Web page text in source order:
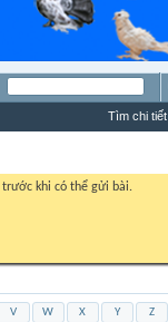
Tìm chi tiết
trước khi có thể gửi bài.
V W X Y Z